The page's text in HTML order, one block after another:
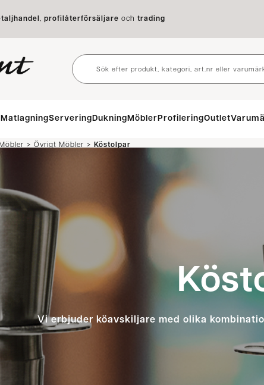
, profilåterförsäljare och trading
MatlagningServeringDukningMöblerProfileringOutlet
Möbler > Övrigt Möbler > Köstolpar
Vi erbjuder köavskiljare med olika